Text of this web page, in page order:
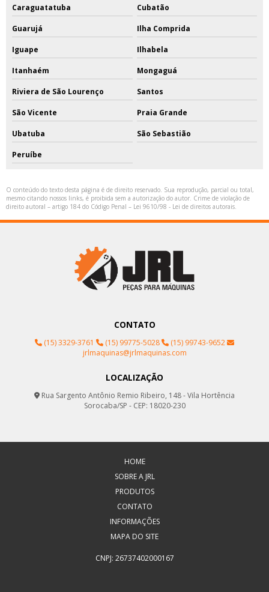
Caraguatatuba Cubatão
Guarujá Ilha Comprida
Iguape Ilhabela
Itanhaém Mongaguá
Riviera de São Lourenço Santos
São Vicente Praia Grande
Ubatuba São Sebastião
Peruíbe
O conteúdo do texto desta página é de direito reservado. Sua reprodução, parcial ou total,
mesmo citando nossos links, é proibida sem a autorização do autor. Crime de violação de
direito autoral – artigo 184 do Código Penal – Lei 9610/98 - Lei de direitos autorais.
CONTATO
(15) 3329-3761 (15) 99775-5028
(15) 99743-9652
jrlmaquinas@jrlmaquinas.com
LOCALIZAÇÃO
Rua Sargento Antônio Remio Ribeiro, 148 - Vila Hortência
Sorocaba/SP - CEP: 18020-230
HOME
SOBRE A JRL
PRODUTOS
CONTATO
INFORMAÇÕES
MAPA DO SITE
CNPJ: 26737402000167